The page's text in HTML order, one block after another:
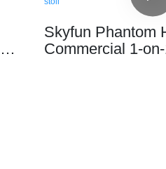
Skyfun Phantom
Commercial 1-